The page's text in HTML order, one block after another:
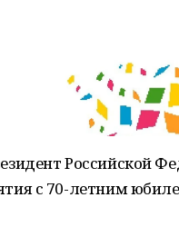
Российской
с 70-летним